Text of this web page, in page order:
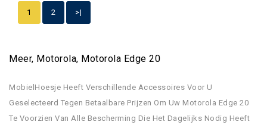
1 2 >|
Meer, Motorola, Motorola Edge 20
MobielHoesje Heeft Verschillende Accessoires Voor U
Geselecteerd Tegen Betaalbare Prijzen Om Uw Motorola Edge 20
Te Voorzien Van Alle Bescherming Die Het Dagelijks Nodig Heeft